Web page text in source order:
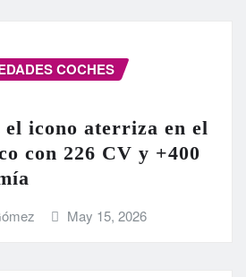
COCHES
icono aterriza en el
con 226 CV y +400
May 15, 2026